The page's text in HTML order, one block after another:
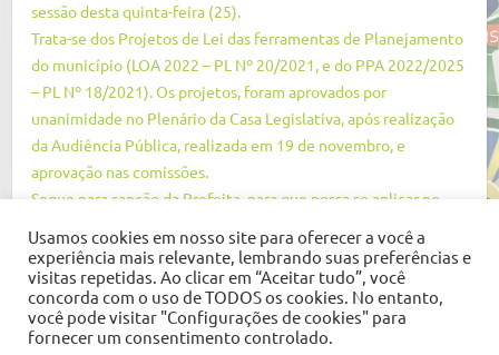
sessão desta quinta-feira (25).
Trata-se dos Projetos de Lei das ferramentas de Planejamento
do município (LOA 2022 – PL Nº 20/2021, e do PPA 2022/2025
– PL Nº 18/2021). Os projetos, foram aprovados por
unanimidade no Plenário da Casa Legislativa, após realização
da Audiência Pública, realizada em 19 de novembro, e
aprovação nas comissões.
Segue para sanção da Prefeita, para que possa se aplicar no
próximos quatro anos os programas de ações, aprovados.
Usamos cookies em nosso site para oferecer a você a
experiência mais relevante, lembrando suas preferências e
visitas repetidas. Ao clicar em “Aceitar tudo”, você
concorda com o uso de TODOS os cookies. No entanto,
você pode visitar "Configurações de cookies" para
fornecer um consentimento controlado.